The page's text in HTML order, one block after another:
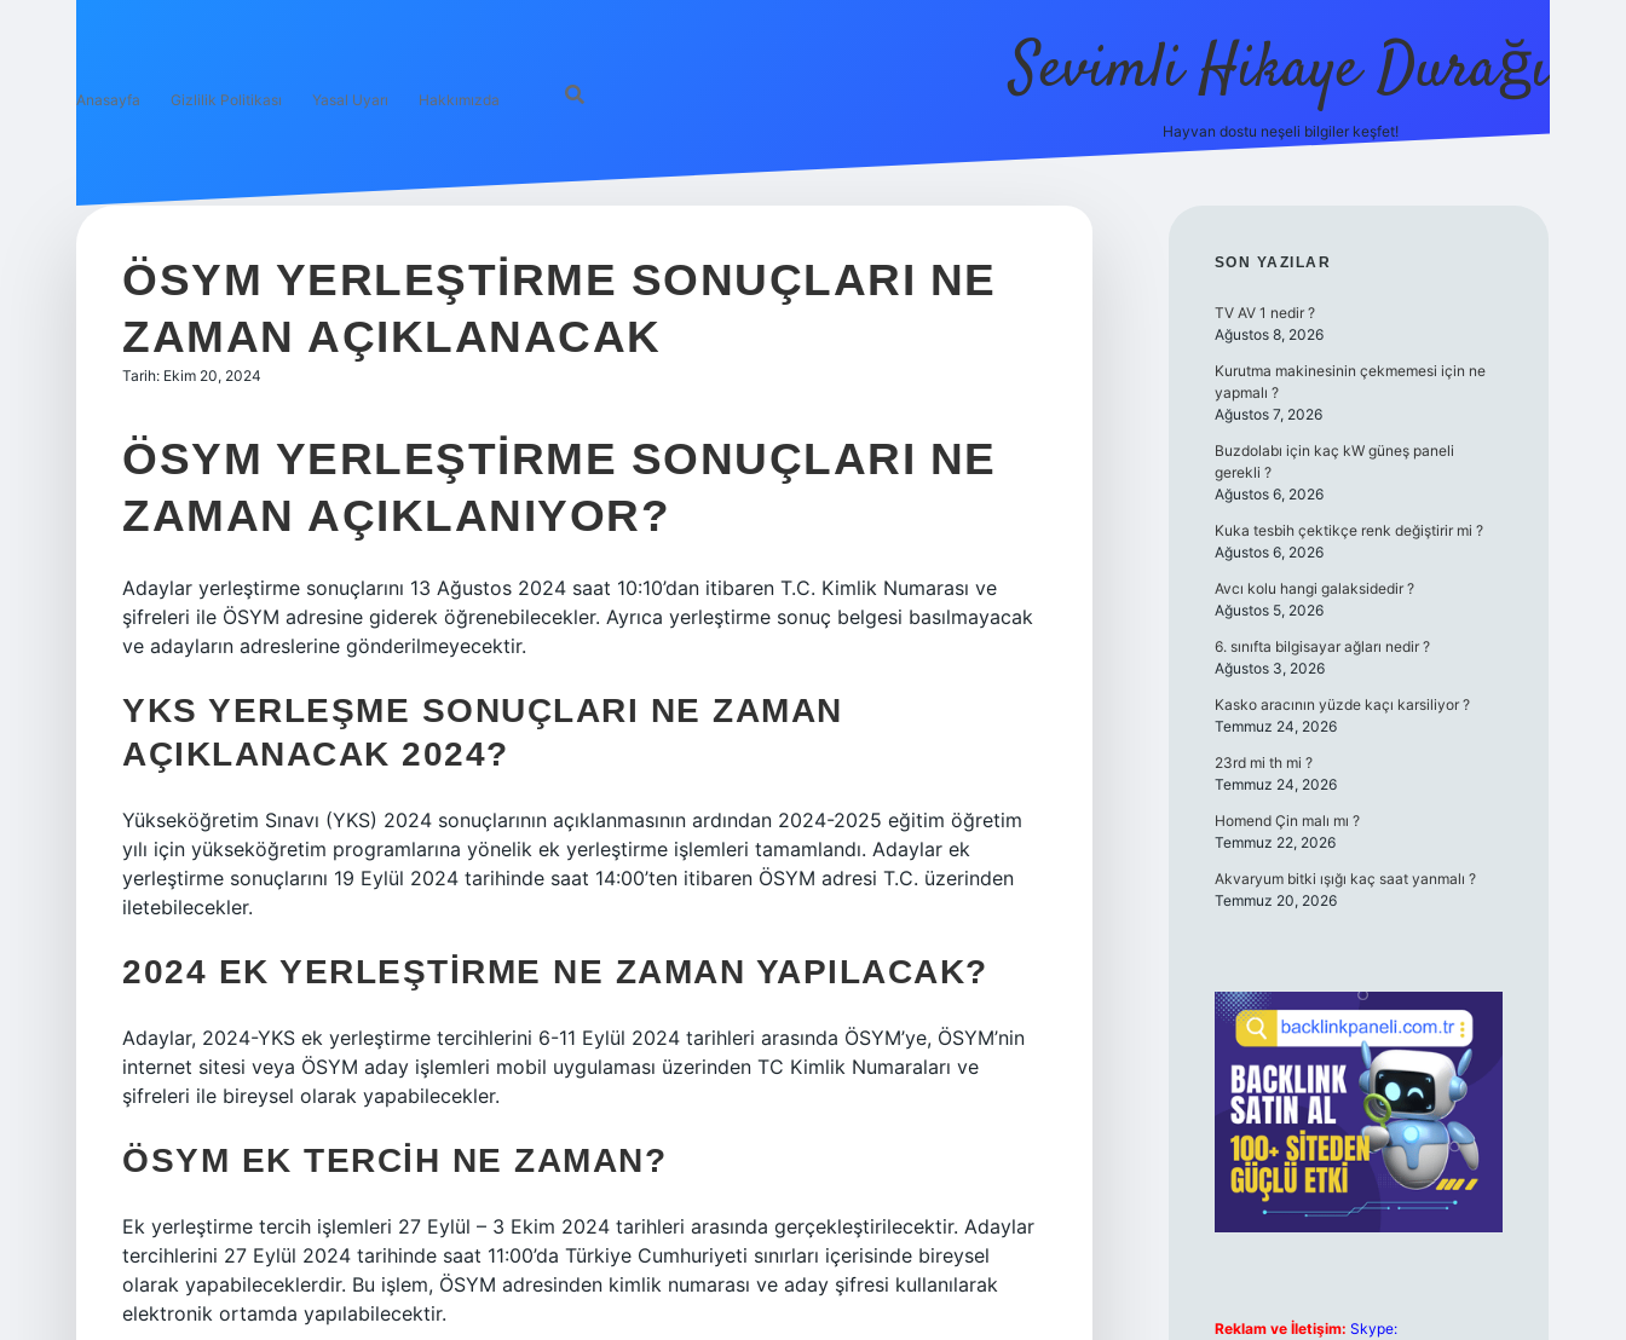
Anasayfa Gizlilik Politikası Yasal Uyarı Hakkımızda Sevimli Hikaye Durağı
Hayvan dostu neşeli bilgiler keşfet!
ÖSYM YERLEŞTIRME SONUÇLARI NE
ZAMAN AÇIKLANACAK
Tarih: Ekim 20, 2024
ÖSYM YERLEŞTIRME SONUÇLARI NE
ZAMAN AÇIKLANIYOR?
Adaylar yerleştirme sonuçlarını 13 Ağustos 2024 saat 10:10’dan itibaren T.C. Kimlik Numarası ve
şifreleri ile ÖSYM adresine giderek öğrenebilecekler. Ayrıca yerleştirme sonuç belgesi basılmayacak
ve adayların adreslerine gönderilmeyecektir.
YKS YERLEŞME SONUÇLARI NE ZAMAN
AÇIKLANACAK 2024?
Yükseköğretim Sınavı (YKS) 2024 sonuçlarının açıklanmasının ardından 2024-2025 eğitim öğretim
yılı için yükseköğretim programlarına yönelik ek yerleştirme işlemleri tamamlandı. Adaylar ek
yerleştirme sonuçlarını 19 Eylül 2024 tarihinde saat 14:00’ten itibaren ÖSYM adresi T.C. üzerinden
iletebilecekler.
2024 EK YERLEŞTIRME NE ZAMAN YAPILACAK?
Adaylar, 2024-YKS ek yerleştirme tercihlerini 6-11 Eylül 2024 tarihleri ​​arasında ÖSYM’ye, ÖSYM’nin
internet sitesi veya ÖSYM aday işlemleri mobil uygulaması üzerinden TC Kimlik Numaraları ve
şifreleri ile bireysel olarak yapabilecekler.
ÖSYM EK TERCIH NE ZAMAN?
Ek yerleştirme tercih işlemleri 27 Eylül – 3 Ekim 2024 tarihleri ​​arasında gerçekleştirilecektir. Adaylar
tercihlerini 27 Eylül 2024 tarihinde saat 11:00’da Türkiye Cumhuriyeti sınırları içerisinde bireysel
olarak yapabileceklerdir. Bu işlem, ÖSYM adresinden kimlik numarası ve aday şifresi kullanılarak
elektronik ortamda yapılabilecektir.
SIDEBAR
SON YAZILAR
TV AV 1 nedir ?
Ağustos 8, 2026
Kurutma makinesinin çekmemesi için ne
yapmalı ?
Ağustos 7, 2026
Buzdolabı için kaç kW güneş paneli
gerekli ?
Ağustos 6, 2026
Kuka tesbih çektikçe renk değiştirir mi ?
Ağustos 6, 2026
Avcı kolu hangi galaksidedir ?
Ağustos 5, 2026
6. sınıfta bilgisayar ağları nedir ?
Ağustos 3, 2026
Kasko aracının yüzde kaçı karsiliyor ?
Temmuz 24, 2026
23rd mi th mi ?
Temmuz 24, 2026
Homend Çin malı mı ?
Temmuz 22, 2026
Akvaryum bitki ışığı kaç saat yanmalı ?
Temmuz 20, 2026
Reklam ve İletişim: Skype: